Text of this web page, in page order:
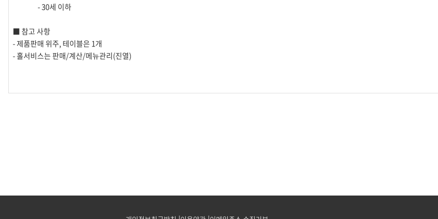
- 30세 이하
■ 참고 사항
- 제품판매 위주, 테이블은 1개
- 홀서비스는 판매/계산/메뉴관리(진열)